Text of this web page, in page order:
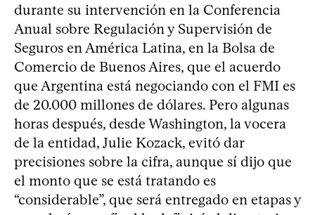
durante su intervención en la Conferencia
Anual sobre Regulación y Supervisión de
Seguros en América Latina, en la Bolsa de
Comercio de Buenos Aires, que el acuerdo
que Argentina está negociando con el FMI es
de 20.000 millones de dólares. Pero algunas
horas después, desde Washington, la vocera
de la entidad, Julie Kozack, evitó dar
precisiones sobre la cifra, aunque sí dijo que
el monto que se está tratando es
“considerable”, que será entregado en etapas y